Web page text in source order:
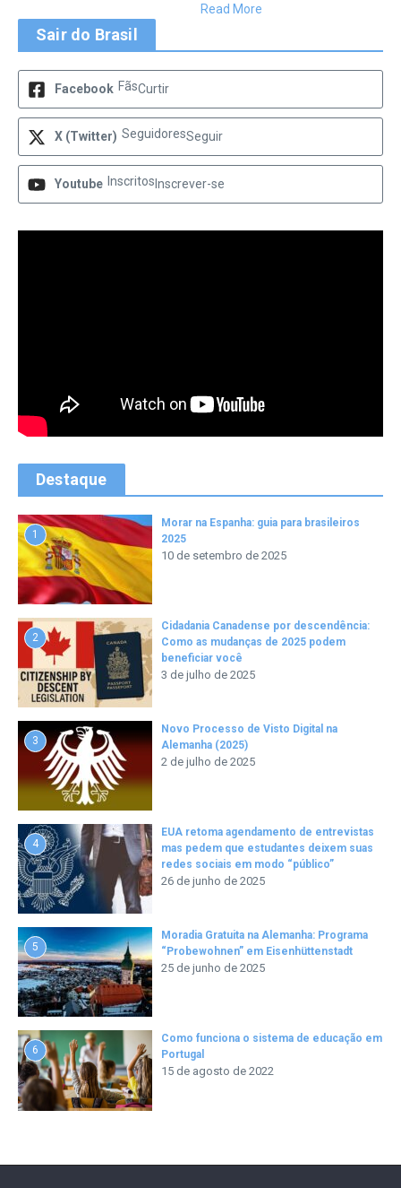
Read More
Sair do Brasil
Facebook FãsCurtir
X (Twitter) SeguidoresSeguir
Youtube Inscritos Inscrever-se
Destaque
1
Morar na Espanha: guia para brasileiros
2025
10 de setembro de 2025
2
Cidadania Canadense por descendência:
Como as mudanças de 2025 podem
beneficiar você
3 de julho de 2025
3
Novo Processo de Visto Digital na
Alemanha (2025)
2 de julho de 2025
4
EUA retoma agendamento de entrevistas
mas pedem que estudantes deixem suas
redes sociais em modo “público”
26 de junho de 2025
5
Moradia Gratuita na Alemanha: Programa
“Probewohnen” em Eisenhüttenstadt
25 de junho de 2025
6
Como funciona o sistema de educação em
Portugal
15 de agosto de 2022